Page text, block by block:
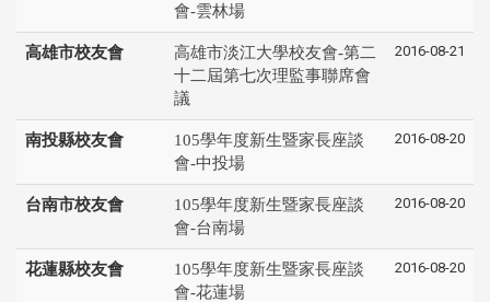
會-雲林場
高雄市校友會
高雄市淡江大學校友會-第二
十二屆第七次理監事聯席會
議
2016-08-21
南投縣校友會
105學年度新生暨家長座談
會-中投場
2016-08-20
台南市校友會
105學年度新生暨家長座談
會-台南場
2016-08-20
花蓮縣校友會
105學年度新生暨家長座談
會-花蓮場
2016-08-20